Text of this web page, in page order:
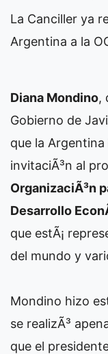
La Canciller ya
Argentina a la
Diana Mondino,
Gobierno de
que la
invitaciÃ³n al
OrganizaciÃ³n
Desarrollo
que estÃ¡
del mundo y
Mondino hizo
se realizÃ³
que el